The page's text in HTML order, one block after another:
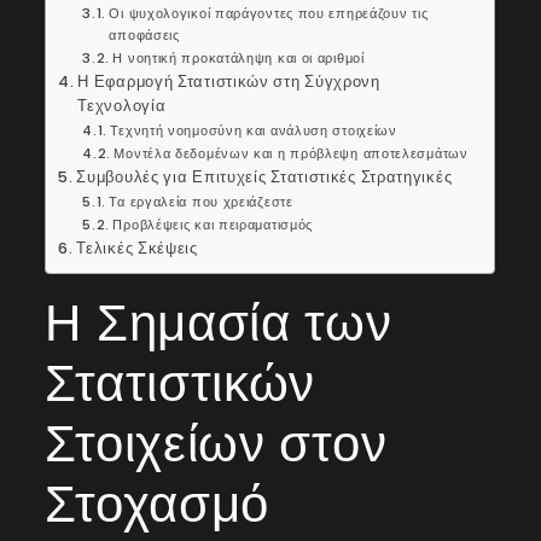
Οι ψυχολογικοί παράγοντες που επηρεάζουν τις
αποφάσεις
Η νοητική προκατάληψη και οι αριθμοί
Η Εφαρμογή Στατιστικών στη Σύγχρονη
Τεχνολογία
Τεχνητή νοημοσύνη και ανάλυση στοιχείων
Μοντέλα δεδομένων και η πρόβλεψη αποτελεσμάτων
Συμβουλές για Επιτυχείς Στατιστικές Στρατηγικές
Τα εργαλεία που χρειάζεστε
Προβλέψεις και πειραματισμός
Τελικές Σκέψεις
Η Σημασία των
Στατιστικών
Στοιχείων στον
Στοχασμό